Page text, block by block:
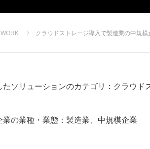
WORK クラウドストレージ導入で製造業の中規
たソリューションのカテゴリ：クラウド
業の業種・業態：製造業、中規模企業